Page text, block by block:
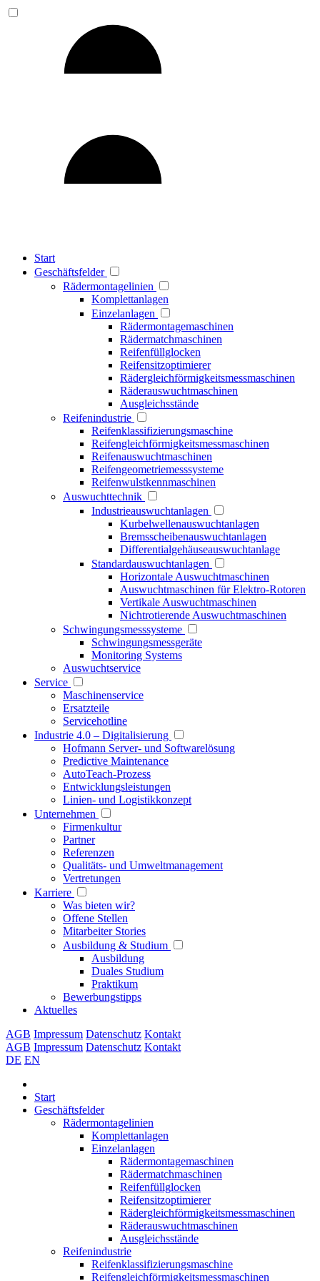
Start
Geschäftsfelder
Rädermontagelinien
Komplettanlagen
Einzelanlagen
Rädermontagemaschinen
Rädermatchmaschinen
Reifenfüllglocken
Reifensitzoptimierer
Rädergleichförmigkeitsmessmaschinen
Räderauswuchtmaschinen
Ausgleichsstände
Reifenindustrie
Reifenklassifizierungsmaschine
Reifengleichförmigkeitsmessmaschinen
Reifenauswuchtmaschinen
Reifengeometriemesssysteme
Reifenwulstkennmaschinen
Auswuchttechnik
Industrieauswuchtanlagen
Kurbelwellenauswuchtanlagen
Bremsscheibenauswuchtanlagen
Differentialgehäuseauswuchtanlage
Standardauswuchtanlagen
Horizontale Auswuchtmaschinen
Auswuchtmaschinen für Elektro-Rotoren
Vertikale Auswuchtmaschinen
Nichtrotierende Auswuchtmaschinen
Schwingungsmesssysteme
Schwingungsmessgeräte
Monitoring Systems
Auswuchtservice
Service
Maschinenservice
Ersatzteile
Servicehotline
Industrie 4.0 – Digitalisierung
Hofmann Server- und Softwarelösung
Predictive Maintenance
AutoTeach-Prozess
Entwicklungsleistungen
Linien- und Logistikkonzept
Unternehmen
Firmenkultur
Partner
Referenzen
Qualitäts- und Umweltmanagement
Vertretungen
Karriere
Was bieten wir?
Offene Stellen
Mitarbeiter Stories
Ausbildung & Studium
Ausbildung
Duales Studium
Praktikum
Bewerbungstipps
Aktuelles
AGB Impressum Datenschutz Kontakt
AGB Impressum Datenschutz Kontakt
DE EN
Start
Geschäftsfelder
Rädermontagelinien
Komplettanlagen
Einzelanlagen
Rädermontagemaschinen
Rädermatchmaschinen
Reifenfüllglocken
Reifensitzoptimierer
Rädergleichförmigkeitsmessmaschinen
Räderauswuchtmaschinen
Ausgleichsstände
Reifenindustrie
Reifenklassifizierungsmaschine
Reifengleichförmigkeitsmessmaschinen